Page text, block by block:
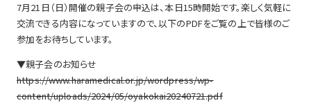
7月21日（日）開催の親子会の申込は、本日15時開始です。楽しく気軽に
交流できる内容になっていますので、以下のPDFをご覧の上で皆様のご
参加をお待ちしています。
▼親子会のお知らせ
https://www.haramedical.or.jp/wordpress/wp-
content/uploads/2024/05/oyakokai20240721.pdf